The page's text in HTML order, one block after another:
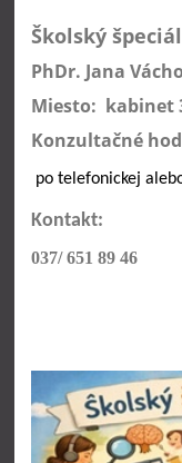
Školský
PhDr. Jana
Miesto: kabinet
Konzultačné
po telefonickej
Kontakt:
037/ 651 89 46